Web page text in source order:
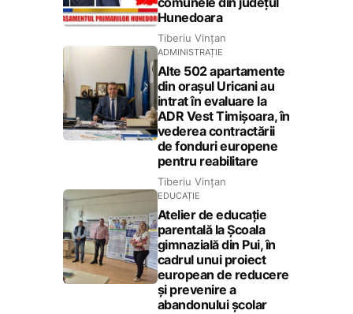
Hunedoara
Tiberiu Vințan
ADMINISTRAȚIE
Alte 502 apartamente
din orașul Uricani au
intrat în evaluare la
ADR Vest Timișoara, în
vederea contractării
de fonduri europene
pentru reabilitare
Tiberiu Vințan
EDUCAȚIE
Atelier de educație
parentală la Școala
gimnazială din Pui, în
cadrul unui proiect
european de reducere
și prevenire a
abandonului școlar